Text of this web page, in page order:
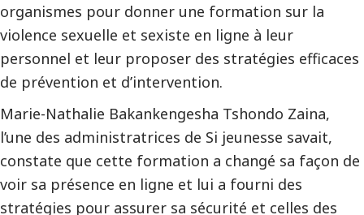
organismes pour donner une formation sur la
violence sexuelle et sexiste en ligne à leur
personnel et leur proposer des stratégies efficaces
de prévention et d’intervention.
Marie-Nathalie Bakankengesha Tshondo Zaina,
l’une des administratrices de Si jeunesse savait,
constate que cette formation a changé sa façon de
voir sa présence en ligne et lui a fourni des
stratégies pour assurer sa sécurité et celles des